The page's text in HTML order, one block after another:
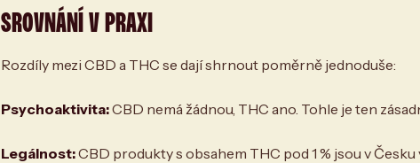
SROVNÁNÍ V PRAXI
Rozdíly mezi CBD a THC se dají shrnout poměrně jednoduše:
Psychoaktivita:CBD nemá žádnou, THC ano. Tohle je ten
Legálnost:CBD produkty s obsahem THC pod 1 % jsou v